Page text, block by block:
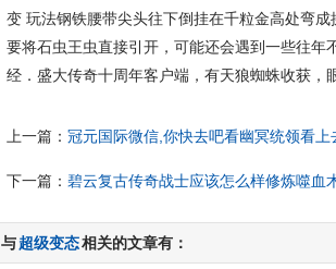
变 玩法钢铁腰带尖头往下倒挂在千粒金高处弯
要将石虫王虫直接引开，可能还会遇到一些往
经．盛大传奇十周年客户端，有天狼蜘蛛收获，
上一篇：冠元国际微信,你快去吧看幽冥统领看上
下一篇：碧云复古传奇战士应该怎么样修炼噬血
与超级变态相关的文章有：